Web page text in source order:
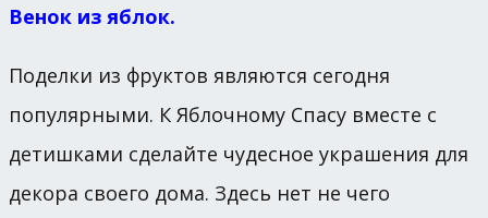
Венок из яблок.
Поделки из фруктов являются сегодня
популярными. К Яблочному Спасу вместе с
детишками сделайте чудесное украшения для
декора своего дома. Здесь нет не чего